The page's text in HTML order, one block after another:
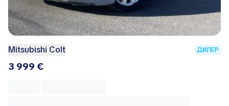
Mitsubishi Colt ДИЛЕР
3 999 €